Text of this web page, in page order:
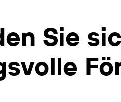
Sie